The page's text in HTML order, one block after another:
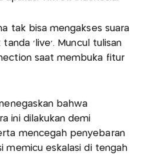
tak bisa mengakses suara
‘live’. Muncul tulisan
saat membuka fitur
bahwa
ini dilakukan demi
mencegah penyebaran
memicu eskalasi di tengah